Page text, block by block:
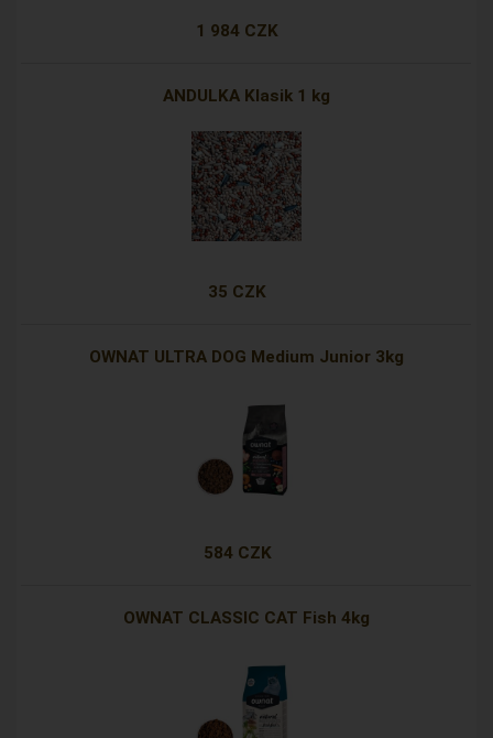
1 984 CZK
ANDULKA Klasik 1 kg
35 CZK
OWNAT ULTRA DOG Medium Junior 3kg
584 CZK
OWNAT CLASSIC CAT Fish 4kg